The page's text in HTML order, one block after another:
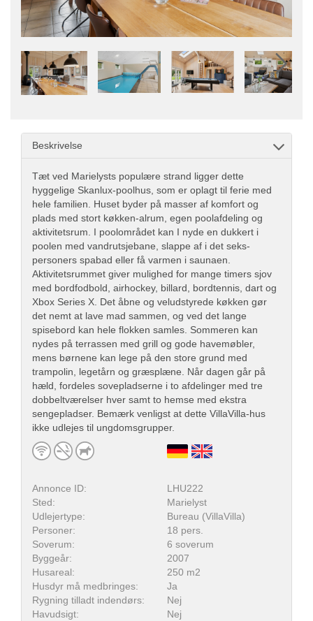
Beskrivelse
Tæt ved Marielysts populære strand ligger dette
hyggelige Skanlux-poolhus, som er oplagt til ferie med
hele familien. Huset byder på masser af komfort og
plads med stort køkken-alrum, egen poolafdeling og
aktivitetsrum. I poolområdet kan I nyde en dukkert i
poolen med vandrutsjebane, slappe af i det seks-
personers spabad eller få varmen i saunaen.
Aktivitetsrummet giver mulighed for mange timers sjov
med bordfodbold, airhockey, billard, bordtennis, dart og
Xbox Series X. Det åbne og veludstyrede køkken gør
det nemt at lave mad sammen, og ved det lange
spisebord kan hele flokken samles. Sommeren kan
nydes på terrassen med grill og gode havemøbler,
mens børnene kan lege på den store grund med
trampolin, legetårn og græsplæne. Når dagen går på
hæld, fordeles sovepladserne i to afdelinger med tre
dobbeltværelser hver samt to hemse med ekstra
sengepladser. Bemærk venligst at dette VillaVilla-hus
ikke udlejes til ungdomsgrupper.
Annonce ID:
LHU222
Sted:
Marielyst
Udlejertype:
Bureau (VillaVilla)
Personer:
18 pers.
Soverum:
6 soverum
Byggeår:
2007
Husareal:
250 m2
Husdyr må medbringes:
Ja
Rygning tilladt indendørs:
Nej
Havudsigt:
Nej